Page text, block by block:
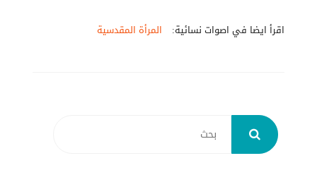
اقرأ ايضا في اصوات نسائية: المرأة المقدسية